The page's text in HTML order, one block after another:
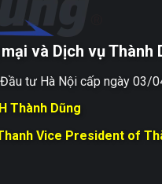
và Dịch vụ Thành
tư Hà Nội cấp ngày 03/
Thành Dũng
Vice President of